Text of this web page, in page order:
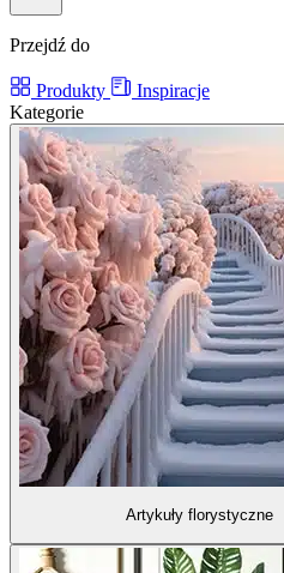
Przejdź do
Produkty
Inspiracje
Kategorie
Artykuły florystyczne